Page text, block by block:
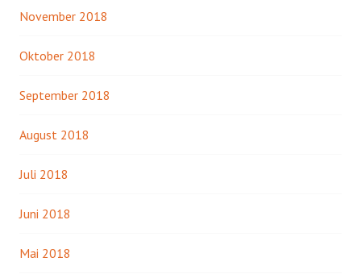
November 2018
Oktober 2018
September 2018
August 2018
Juli 2018
Juni 2018
Mai 2018